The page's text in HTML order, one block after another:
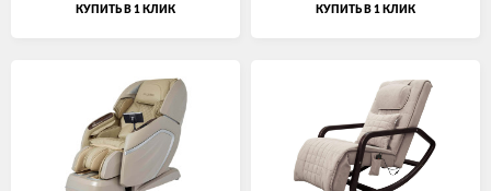
КУПИТЬ В 1 КЛИК КУПИТЬ В 1 КЛИК